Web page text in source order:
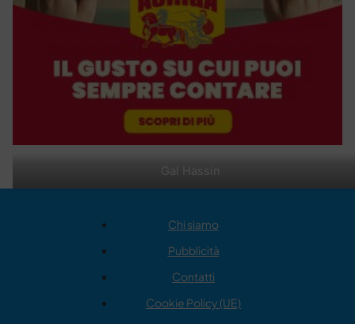
Gal Hassin
Chi siamo
Pubblicità
Contatti
Cookie Policy (UE)